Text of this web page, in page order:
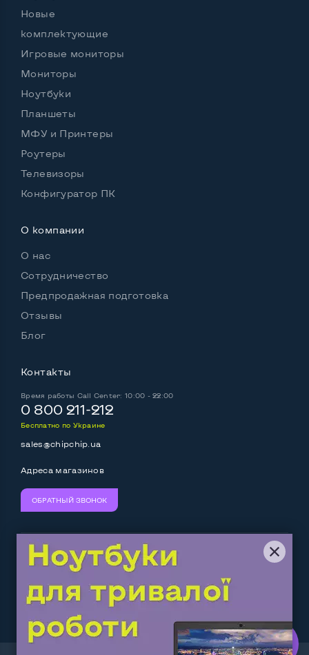
Новые
комплектующие
Игровые мониторы
Мониторы
Ноутбуки
Планшеты
МФУ и Принтеры
Роутеры
Телевизоры
Конфигуратор ПК
О компании
О нас
Сотрудничество
Предпродажная подготовка
Отзывы
Блог
Контакты
Время работы Call Center: 10:00 - 22:00
0 800 211-212
Бесплатно по Украине
sales@chipchip.ua
Адреса магазинов
ОБРАТНЫЙ ЗВОНОК
Мы принимаем: Следите за нами:
Work.ua — самий кльовий
наш партнер